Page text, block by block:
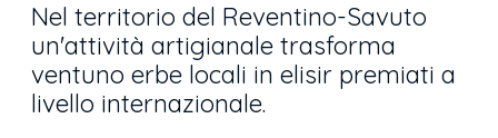
Nel territorio del Reventino-Savuto
un'attività artigianale trasforma
ventuno erbe locali in elisir premiati a
livello internazionale.